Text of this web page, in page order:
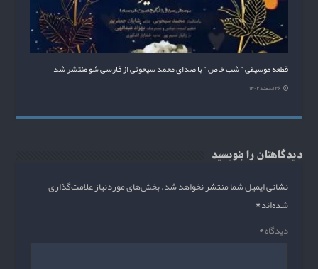
قطعه موسیقی ” شب خاص ” با صدای محمد سیحونی از فارسی شو منتشر شد
۲۶ اسفند ۱۴۰۲
دیدگاهتان را بنویسید
نشانی ایمیل شما منتشر نخواهد شد.بخش‌های موردنیاز علامت‌گذاری
شده‌اند*
دیدگاه*